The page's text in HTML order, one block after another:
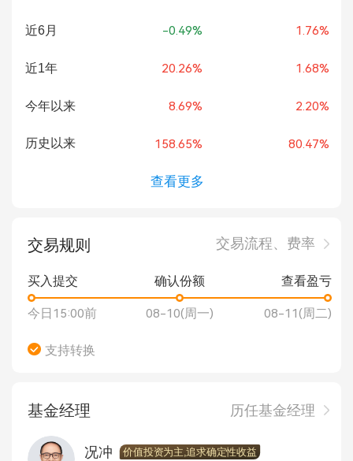
近6月 -0.49% 1.76%
近1年 20.26% 1.68%
今年以来 8.69% 2.20%
历史以来 158.65% 80.47%
查看更多
交易规则 交易流程、费率
买入提交
今日15:00前
确认份额
08-10(周一)
查看盈亏
08-11(周二)
支持转换
基金经理 历任基金经理
况冲 价值投资为主,追求确定性收益